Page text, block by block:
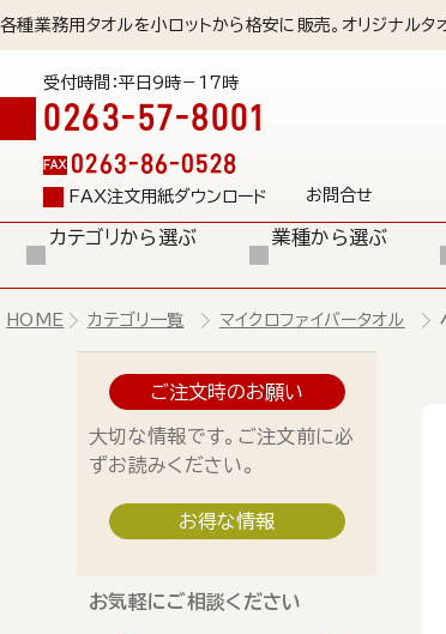
各種業務用タオルを小ロットから格安に販売。オリジナルタ
受付時間：平日9時－17時
0263-57-8001
FAX 0263-86-0528
FAX注文用紙ダウンロード お問合せ
カテゴリから選ぶ 業種から選ぶ
HOME カテゴリ一覧 マイクロファイバータオル
ご注文時のお願い
大切な情報です。ご注文前に必
ずお読みください。
お得な情報
お気軽にご相談ください